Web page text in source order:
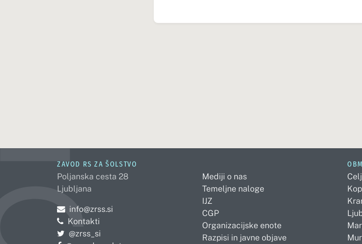
ZAVOD RS ZA ŠOLSTVO
Poljanska cesta 28
Ljubljana
Pošljite e-mail na
info@zrss.si
Kontakti
Pojdite na Twitter:
@zrss_si
Mediji o nas
Temeljne naloge
IJZ
CGP
Organizacijske enote
Razpisi in javne objave